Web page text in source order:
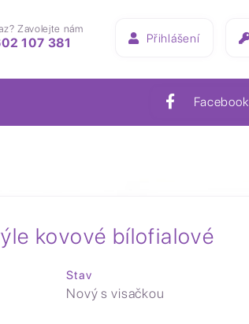
Zavolejte nám
107 381 Přihlášení
Facebook
kovové bílofialové
Stav
Nový s visačkou